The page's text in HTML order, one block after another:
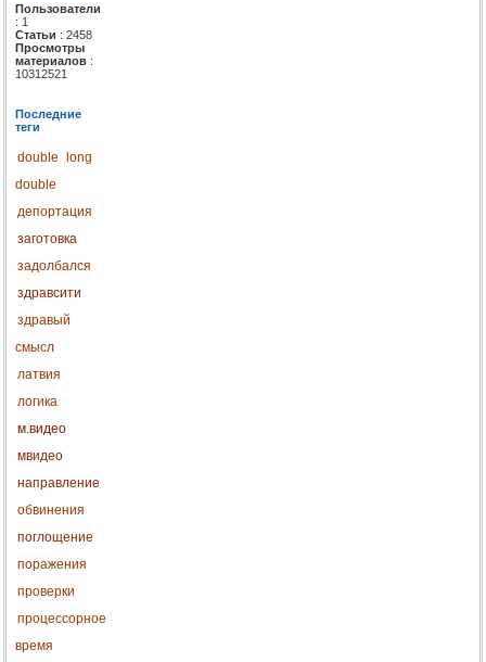
Пользователи
: 1
Статьи : 2458
Просмотры
материалов :
10312521
Последние
теги
double
long
double
депортация
заготовка
задолбался
здравсити
здравый
смысл
латвия
логика
м.видео
мвидео
направление
обвинения
поглощение
поражения
проверки
процессорное
время